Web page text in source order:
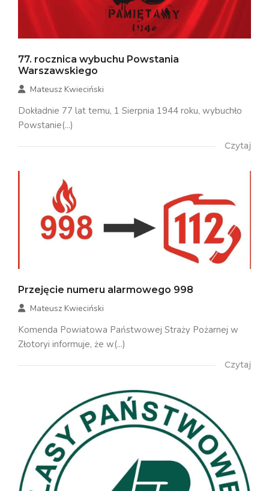
77. rocznica wybuchu Powstania
Warszawskiego
Mateusz Kwieciński
Dokładnie 77 lat temu, 1 Sierpnia 1944 roku, wybuchło
Powstanie(...)
Czytaj
Przejęcie numeru alarmowego 998
Mateusz Kwieciński
Komenda Powiatowa Państwowej Straży Pożarnej w
Złotoryi informuje, że w(...)
Czytaj